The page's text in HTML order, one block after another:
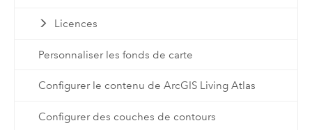
Licences
Personnaliser les fonds de carte
Configurer le contenu de ArcGIS Living Atlas
Configurer des couches de contours